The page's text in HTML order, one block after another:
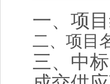
一、项目
二、项目
三、中